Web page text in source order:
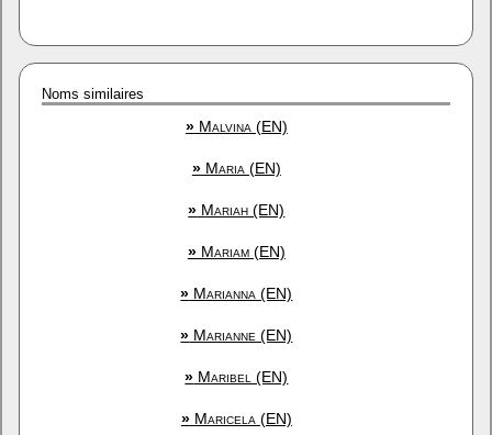
Noms similaires
»Malvina (EN)
»Maria (EN)
» Mariah (EN)
»Mariam (EN)
» Marianna (EN)
» Marianne (EN)
» Maribel (EN)
»Maricela (EN)